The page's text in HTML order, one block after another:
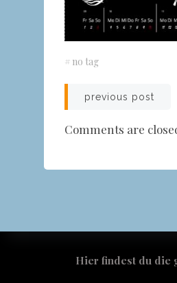
# no tag
previous post
Comments are
Hier findest du die